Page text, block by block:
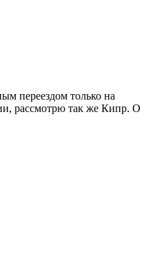
переездом только на
рассмотрю так же Кипр. О